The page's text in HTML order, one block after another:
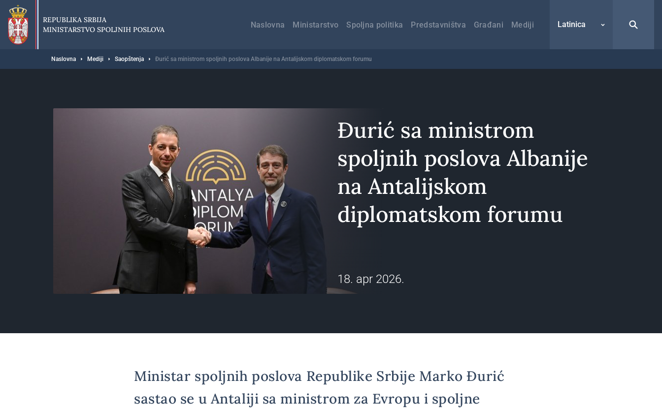
Preskoči
glavni
deo
sadržaja
REPUBLIKA SRBIJA
MINISTARSTVO SPOLJNIH POSLOVA
навигација
Naslovna Ministarstvo Spoljna politika Predstavništva Građani Mediji Latinica
Breadcrumb
Naslovna Mediji Saopštenja Đurić sa ministrom spoljnih poslova Albanije na Antalijskom diplomatskom forumu
Đurić sa ministrom
spoljnih poslova Albanije
na Antalijskom
diplomatskom forumu
18. apr 2026.
Ministar spoljnih poslova Republike Srbije Marko Đurić
sastao se u Antaliji sa ministrom za Evropu i spoljne